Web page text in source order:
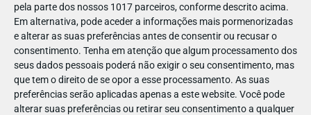
pela parte dos nossos 1017 parceiros, conforme descrito acima.
Em alternativa, pode aceder a informações mais pormenorizadas
e alterar as suas preferências antes de consentir ou recusar o
consentimento. Tenha em atenção que algum processamento dos
seus dados pessoais poderá não exigir o seu consentimento, mas
que tem o direito de se opor a esse processamento. As suas
preferências serão aplicadas apenas a este website. Você pode
alterar suas preferências ou retirar seu consentimento a qualquer
1094211219215660